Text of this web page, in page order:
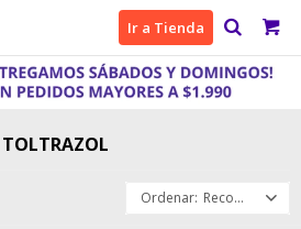
Ir a Tienda
TOLTRAZOL
Recomendados